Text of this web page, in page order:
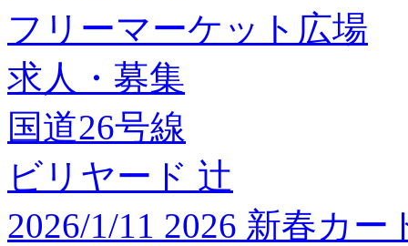
フリーマーケット広場
求人・募集
国道26号線
ビリヤード 辻
2026/1/11 2026 新春カ